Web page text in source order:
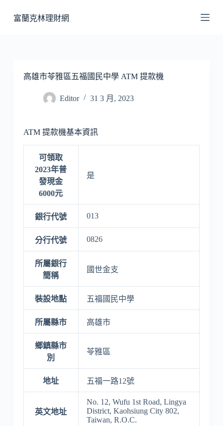
至
富蘭克林理財網
高雄市苓雅區五福國民中學 ATM 提款機
Editor 31 3 月, 2023
ATM 提款機基本資訊
可領取
2023年普
發現金
6000元
是
銀行代號 013
分行代號 0826
所屬銀行
簡稱
國世金支
裝設地點 五福國民中學
所屬縣市 高雄市
鄉鎮縣市
別
苓雅區
地址 五福一路12號
英文地址
No. 12, Wufu 1st Road, Lingya
District, Kaohsiung City 802,
Taiwan, R.O.C.